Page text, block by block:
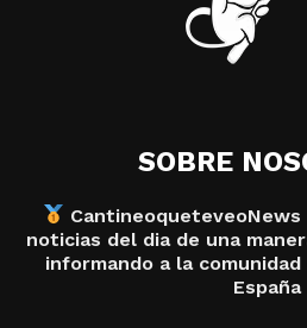
SOBRE
CantineoqueteveoNews
noticias del dia de una
informando a la
España